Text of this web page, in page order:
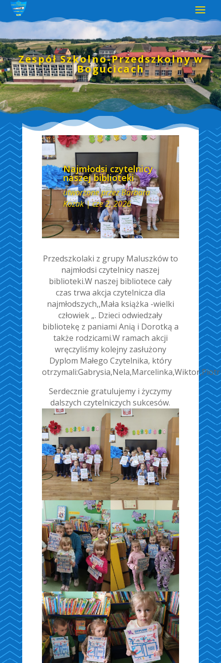
Zespół Szkolno-Przedszkolny w
Bogucicach
Najmłodsi czytelnicy
naszej biblioteki
utworzone przezBarbara
Kozak|cze 2, 2026
Przedszkolaki z grupy Maluszków to
najmłodsi czytelnicy naszej
biblioteki.W naszej bibliotece cały
czas trwa akcja czytelnicza dla
najmłodszych,,Mała książka -wielki
człowiek „. Dzieci odwiedzały
bibliotekę z paniami Anią i Dorotką a
także rodzicami.W ramach akcji
wręczyliśmy kolejny zasłużony
Dyplom Małego Czytelnika, który
Serdecznie gratulujemy i życzymy
dalszych czytelniczych sukcesów.